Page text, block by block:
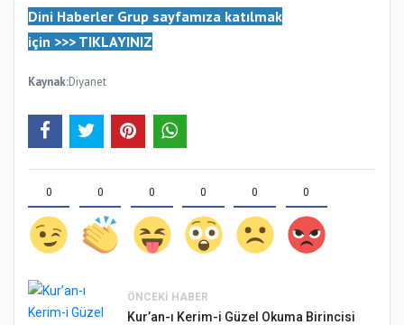
Dini Haberler Grup sayfamıza katılmak
için >>> TIKLAYINIZ
Kaynak:Diyanet
0 0 0 0 0 0
ÖNCEKI HABER
Kur’an-ı Kerim-i Güzel Okuma Birincisi